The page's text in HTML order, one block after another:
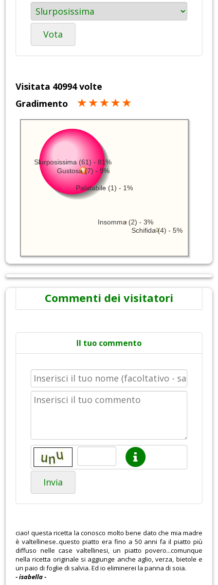
Vota
Visitata 40994 volte
Gradimento
Slurposissima (61) - 81%
Gustosa (7) - 9%
Schifida (4) - 5%
Insomma (2) - 3%
Palatabile (1) - 1%
Commenti dei visitatori
Il tuo commento
Invia
ciao! questa ricetta la conosco molto bene dato che mia madre
è valtellinese..questo piatto era fino a 50 anni fa il piatto più
diffuso nelle case valtellinesi, un piatto povero...comunque
nella ricetta originale si aggiunge anche aglio, verza, bietole e
un paio di foglie di salvia. Ed io eliminerei la panna di soia.
- isabella -